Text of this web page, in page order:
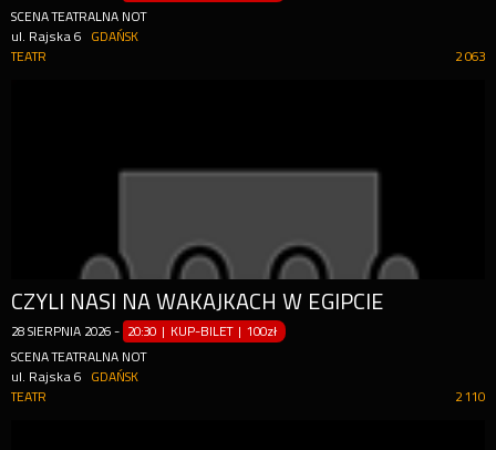
SCENA TEATRALNA NOT
ul. Rajska 6
GDAŃSK
2 063
TEATR
CZYLI NASI NA WAKAJKACH W EGIPCIE
28 SIERPNIA 2026 - 20:30 | KUP-BILET |100zł
SCENA TEATRALNA NOT
ul. Rajska 6
GDAŃSK
2 110
TEATR